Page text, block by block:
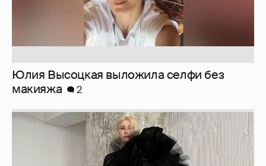
Журналистка Сулим примерила новый